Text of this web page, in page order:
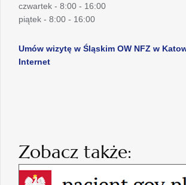
czwartek - 8:00 - 16:00
piątek - 8:00 - 16:00
Umów wizytę w Śląskim OW NFZ w
Internet
Zobacz także: